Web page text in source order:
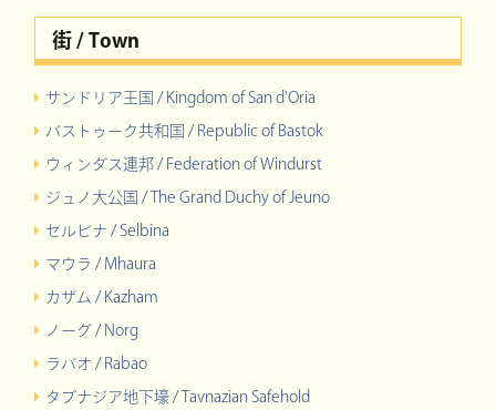
街 / Town
サンドリア王国 / Kingdom of San d'Oria
バストゥーク共和国 / Republic of Bastok
ウィンダス連邦 / Federation of Windurst
ジュノ大公国 / The Grand Duchy of Jeuno
セルビナ / Selbina
マウラ / Mhaura
カザム / Kazham
ノーグ / Norg
ラバオ / Rabao
タブナジア地下壕 / Tavnazian Safehold